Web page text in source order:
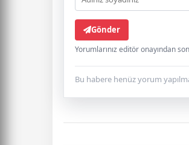
Gönder
Yorumlarınız editör onayından
Bu habere henüz yorum